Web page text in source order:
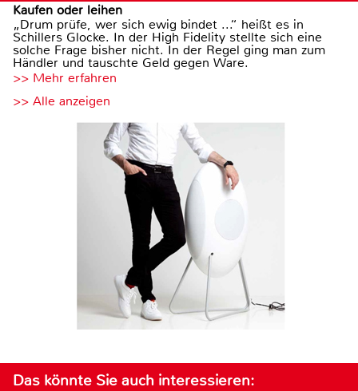
Kaufen oder leihen
„Drum prüfe, wer sich ewig bindet ...“ heißt es in
Schillers Glocke. In der High Fidelity stellte sich eine
solche Frage bisher nicht. In der Regel ging man zum
Händler und tauschte Geld gegen Ware.
>> Mehr erfahren
>> Alle anzeigen
Das könnte Sie auch interessieren: